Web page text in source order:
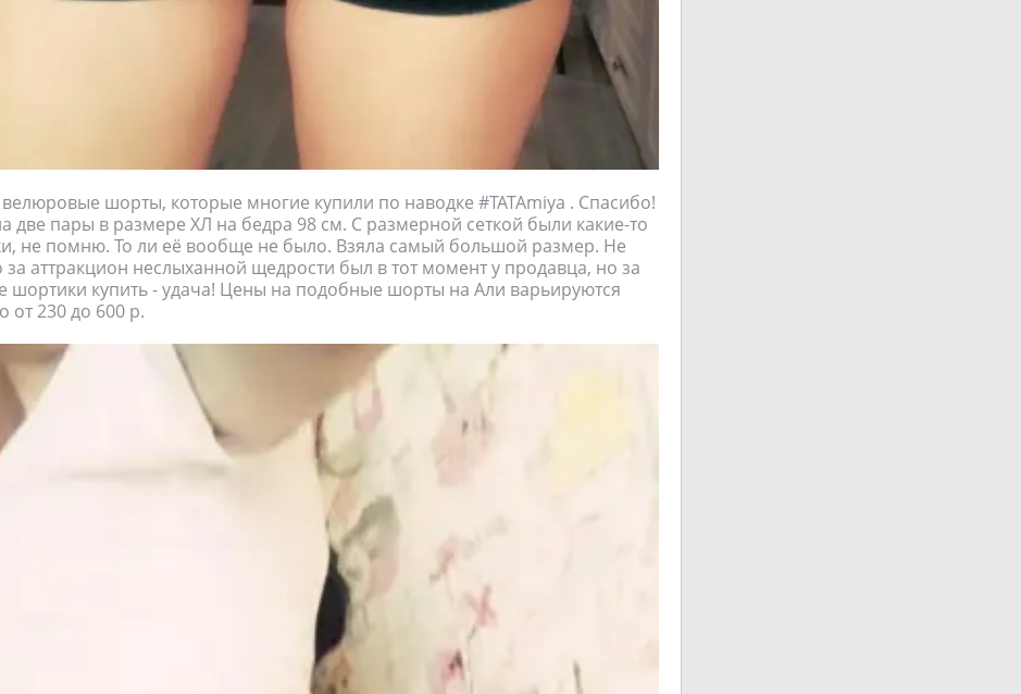
шорты, которые многие купили по наводке #TATAmiya . Спасибо!
две пары в размере ХЛ на бедра 98 см. С размерной сеткой были какие-то
не помню. То ли её вообще не было. Взяла самый большой размер. Не
за аттракцион неслыханной щедрости был в тот момент у продавца, но за
шортики купить - удача! Цены на подобные шорты на Али варьируются
от 230 до 600 р.